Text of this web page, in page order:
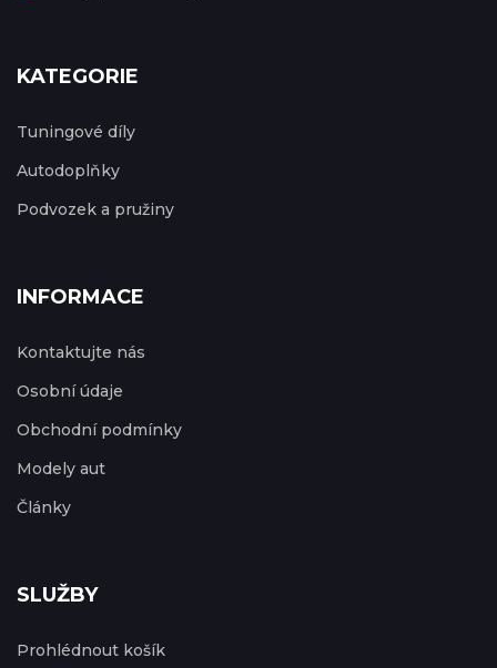
KATEGORIE
Tuningové díly
Autodoplňky
Podvozek a pružiny
INFORMACE
Kontaktujte nás
Osobní údaje
Obchodní podmínky
Modely aut
Články
SLUŽBY
Prohlédnout košík